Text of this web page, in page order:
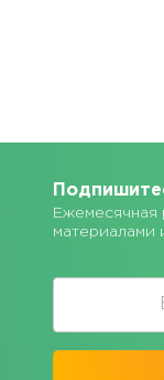
Ежемесячная
материалами